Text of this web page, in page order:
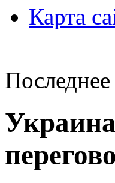
Карта